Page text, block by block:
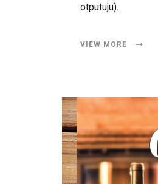
otputuju).
VIEW MORE